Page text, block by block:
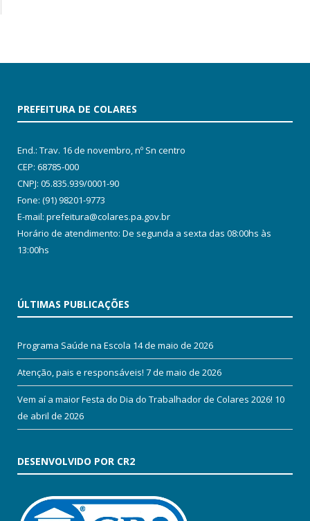
PREFEITURA DE COLARES
End.: Trav. 16 de novembro, nº Sn centro
CEP: 68785-000
CNPJ: 05.835.939/0001-90
Fone: (91) 98201-9773
E-mail: prefeitura@colares.pa.gov.br
Horário de atendimento: De segunda a sexta das 08:00hs às
13:00hs
ÚLTIMAS PUBLICAÇÕES
Programa Saúde na Escola 14 de maio de 2026
Atenção, pais e responsáveis! 7 de maio de 2026
Vem aí a maior Festa do Dia do Trabalhador de Colares 2026! 10
de abril de 2026
DESENVOLVIDO POR CR2